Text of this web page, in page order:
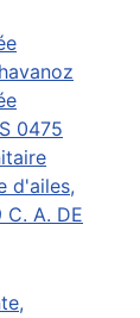
0475
d'ailes,
A. DE